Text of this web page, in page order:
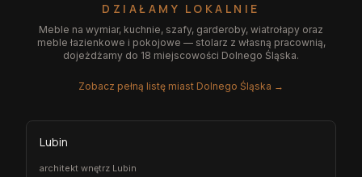
DZIAŁAMY LOKALNIE
Meble na wymiar, kuchnie, szafy, garderoby, wiatrołapy oraz
meble łazienkowe i pokojowe — stolarz z własną pracownią,
dojeżdżamy do 18 miejscowości Dolnego Śląska.
Zobacz pełną listę miast Dolnego Śląska →
Lubin
architekt wnętrz Lubin